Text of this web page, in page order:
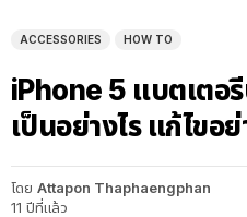
ACCESSORIES HOW TO
iPhone 5 แบตเตอ
เป็นอย่างไร แก้ไขอย่
โดย Attapon Thaphaengphan
11 ปีที่แล้ว